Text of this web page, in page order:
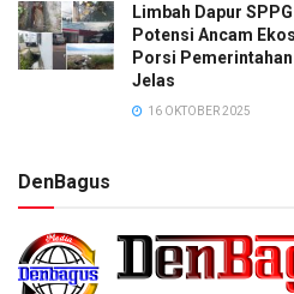
Limbah Dapur
Potensi Ancam
Porsi
Jelas
16 OKTOBER 2025
DenBagus